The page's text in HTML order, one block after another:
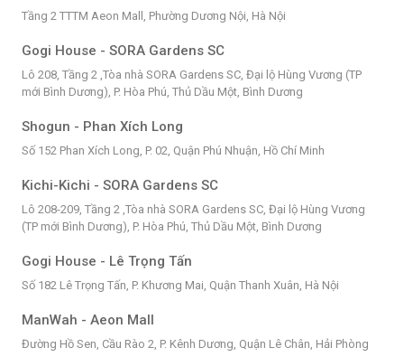
Tầng 2 TTTM Aeon Mall, Phường Dương Nội, Hà Nội
Gogi House - SORA Gardens SC
Lô 208, Tầng 2 ,Tòa nhà SORA Gardens SC, Đại lộ Hùng Vương (TP
mới Bình Dương), P. Hòa Phú, Thủ Dầu Một, Bình Dương
Shogun - Phan Xích Long
Số 152 Phan Xích Long, P. 02, Quận Phú Nhuận, Hồ Chí Minh
Kichi-Kichi - SORA Gardens SC
Lô 208-209, Tầng 2 ,Tòa nhà SORA Gardens SC, Đại lộ Hùng Vương
(TP mới Bình Dương), P. Hòa Phú, Thủ Dầu Một, Bình Dương
Gogi House - Lê Trọng Tấn
Số 182 Lê Trọng Tấn, P. Khương Mai, Quận Thanh Xuân, Hà Nội
ManWah - Aeon Mall
Đường Hồ Sen, Cầu Rào 2, P. Kênh Dương, Quận Lê Chân, Hải Phòng